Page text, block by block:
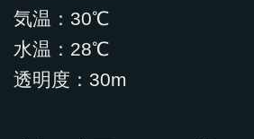
気温：30℃
水温：28℃
透明度：30m